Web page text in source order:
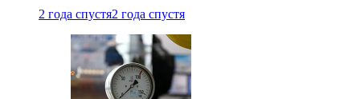
2 года спустя2 года спустя